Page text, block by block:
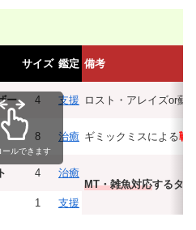
サイズ 鑑定 備考
ー 4 支援 ロスト・アレイズor蘇
8 治癒 ギミックミスによる戦
4
治癒
MT・雑魚対応するタ
1 支援
ールできます